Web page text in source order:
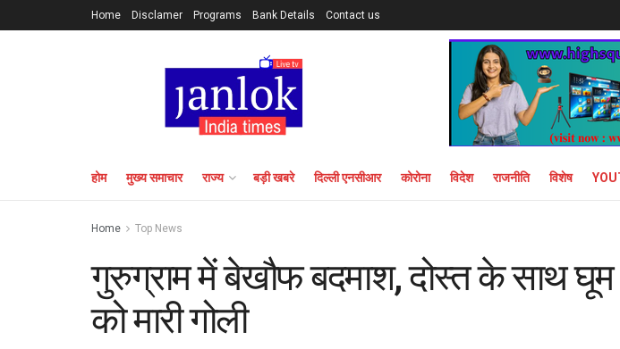
Home Disclamer Programs Bank Details Contact us
होम मुख्य समाचार राज्य बड़ी खबरे दिल्ली एनसीआर कोरोना विदेश राजनीति विशेष
Home Top News
गुरुग्राम में बेखौफ बदमाश, दोस्त के साथ घूम
को मारी गोली